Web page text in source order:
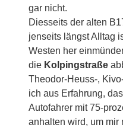
gar nicht.
Diesseits der alten
jenseits längst Alltag
Westen her
die Kolpingstraße
Theodor-Heuss-,
ich aus Erfahrung,
Autofahrer mit 75-
anhalten wird, um mir